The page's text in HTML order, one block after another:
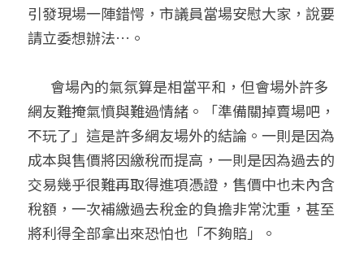
引發現場一陣錯愕，市議員當場安慰大家，說要
請立委想辦法…。
網友難掩氣憤與難過情緒。「準備關掉賣場吧，
不玩了」這是許多網友場外的結論。一則是因為
成本與售價將因繳稅而提高，一則是因為過去的
交易幾乎很難再取得進項憑證，售價中也未內含
稅額，一次補繳過去稅金的負擔非常沈重，甚至
將利得全部拿出來恐怕也「不夠賠」。